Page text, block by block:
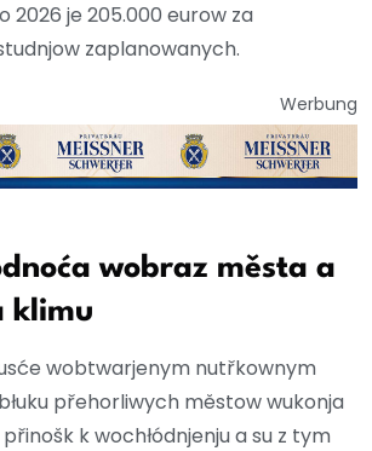
2026 je 205.000 eurow za
zaplanowanych.
Werbung
wobraz města a
klimu
wobtwarjenym nutřkownym
přehorliwych městow wukonja
k wochłódnjenju a su z tym